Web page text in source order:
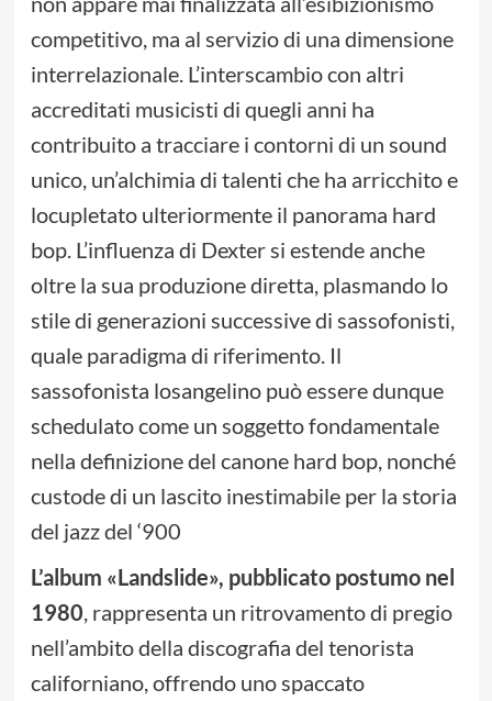
competitivo, ma al servizio di una dimensione
interrelazionale. L’interscambio con altri
accreditati musicisti di quegli anni ha
contribuito a tracciare i contorni di un sound
unico, un’alchimia di talenti che ha arricchito e
locupletato ulteriormente il panorama hard
bop. L’influenza di Dexter si estende anche
oltre la sua produzione diretta, plasmando lo
stile di generazioni successive di sassofonisti,
quale paradigma di riferimento. Il
sassofonista losangelino può essere dunque
schedulato come un soggetto fondamentale
nella definizione del canone hard bop, nonché
custode di un lascito inestimabile per la storia
del jazz del ‘900
L’album «Landslide», pubblicato postumo nel
1980, rappresenta un ritrovamento di pregio
nell’ambito della discografia del tenorista
californiano, offrendo uno spaccato